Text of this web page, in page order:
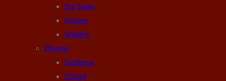
Sig Sauer
Unique
Walther
Diverse
Holderen
iTarget